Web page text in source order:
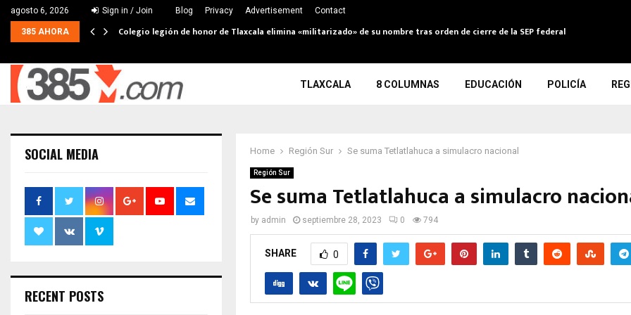
agosto 6, 2026 Sign in / Join Blog Privacy Advertisement Contact
385 AHORA Colegio legión de honor de Tlaxcala elimina «militarizado» de su nombre tras orden de cierre de la SEP federal
TLAXCALA 8 COLUMNAS EDUCACIÓN POLICÍA
Home Región Sur Se suma Tetlatlahuca a simulacro nacional
Región Sur
Se suma Tetlatlahuca a simulacro
by admin septiembre 28, 2023 0 794
SHARE 0
SOCIAL MEDIA
RECENT POSTS